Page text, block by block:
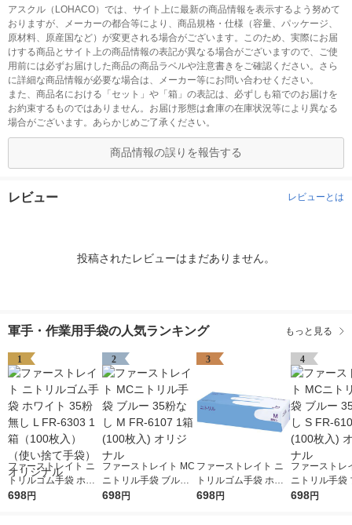
アスクル（LOHACO）では、サイト上に最新の商品情報を表示するよう努めて
おりますが、メーカーの都合等により、商品規格・仕様（容量、パッケージ、
原材料、原産国など）が変更される場合がございます。このため、実際にお届
けする商品とサイト上の商品情報の表記が異なる場合がございますので、ご使
用前には必ずお届けした商品の商品ラベルや注意書きをご確認ください。さら
に詳細な商品情報が必要な場合は、メーカー等にお問い合わせください。
また、商品名における「セット」や「箱」の表記は、必ずしも箱でのお届けを
お約束するものではありません。お届け形態は倉庫の在庫状況等により異なる
場合がございます。あらかじめご了承ください。
商品情報の誤りを報告する
レビュー レビューとは
投稿されたレビューはまだありません。
軍手・作業用手袋の人気ランキング もっと見る
1
ファーストレイト ニ
トリルゴム手袋 ホワ
イト 35粉無し L FR-6
698円
2
ファーストレイト MC
ニトリル手袋 ブルー
35粉なし M FR-6107
698円
3
ファーストレイト ニ
トリルゴム手袋 ホワ
イト 35粉無し M FR-6
698円
4
ファーストレ
ニトリル手袋
35粉なし S
698円